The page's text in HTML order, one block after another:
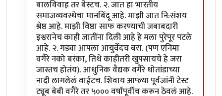
बालविवाह तर बेस्टच. २. जात हा भारतीय
समाजव्यवस्थेचा मानबिंदू आहे. माझी जात नि:संशय
श्रेष्ठ आहे. माझी विष्ठा साफ करण्याची जबाबदारी
इश्वरानेच काही जातींना दिली आहे हे मला पुरेपूर पटले
आहे. २. गड्या आपला आयुर्वेदच बरा. (पण एनिमा
वगैरे नको बरंका, तिथे काहीतरी खुपसायचे हे जरा
जास्तच होतंय). आधुनिक वैद्यक वगैरे थोतांडाच्या
नादी लागलेलं वाईटच. शिवाय आप्ल्या पूर्वजांनी टेस्ट
ट्यूब बेबी वगैरे तर ५००० वर्षांपूर्वीच करून ठेवलं आहे.